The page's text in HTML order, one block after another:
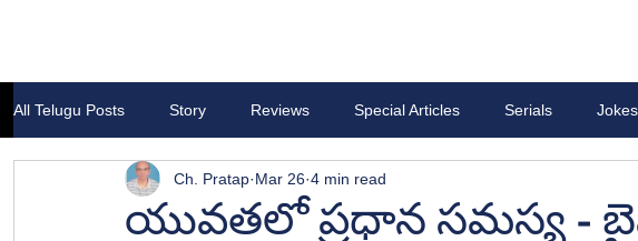
All Telugu Posts Story Reviews Special Articles Serials Jokes
యువతలో ప్రధాన సమస్య -
Ch. Pratap Mar 26 4 min read